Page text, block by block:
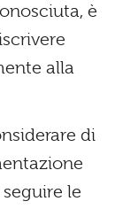
è
alla
di
le